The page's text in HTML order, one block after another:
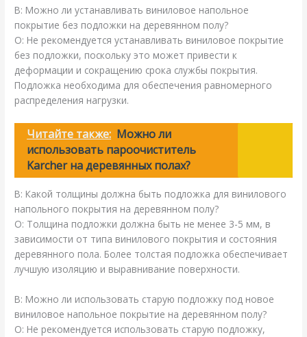
В: Можно ли устанавливать виниловое напольное
покрытие без подложки на деревянном полу?
О: Не рекомендуется устанавливать виниловое покрытие
без подложки, поскольку это может привести к
деформации и сокращению срока службы покрытия.
Подложка необходима для обеспечения равномерного
распределения нагрузки.
Читайте также: Можно ли
использовать пароочиститель
Karcher на деревянных полах?
В: Какой толщины должна быть подложка для винилового
напольного покрытия на деревянном полу?
О: Толщина подложки должна быть не менее 3-5 мм, в
зависимости от типа винилового покрытия и состояния
деревянного пола. Более толстая подложка обеспечивает
лучшую изоляцию и выравнивание поверхности.
В: Можно ли использовать старую подложку под новое
виниловое напольное покрытие на деревянном полу?
О: Не рекомендуется использовать старую подложку,